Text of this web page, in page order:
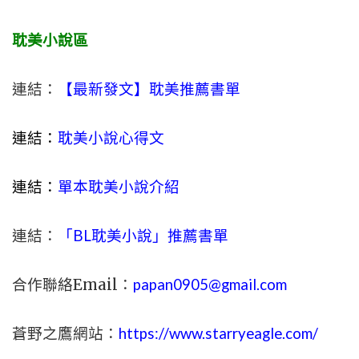
耽美小說區
連結： 【最新發文】耽美推薦書單
連結： 耽美小說心得文
連結： 單本耽美小說介紹
連結： 「BL耽美小說」推薦書單
合作聯絡Email： papan0905@gmail.com
蒼野之鷹網站： https://www.starryeagle.com/